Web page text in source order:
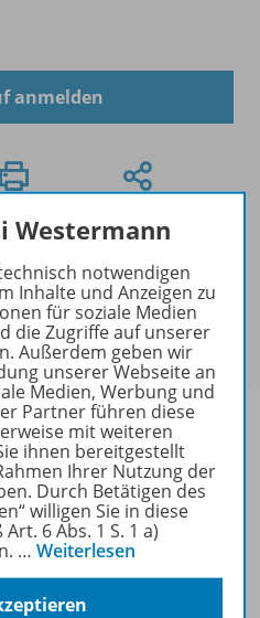
anmelden
Schulen, Lehrkräften
erworben
Westermann
notwendigen
Inhalte und Anzeigen zu
für soziale Medien
die Zugriffe auf unserer
Außerdem geben wir
unserer Webseite an
Medien, Werbung und
Partner führen diese
mit weiteren
ihnen bereitgestellt
Ihrer Nutzung der
Durch Betätigen des
willigen Sie in diese
6 Abs. 1 S. 1 a)
… Weiterlesen